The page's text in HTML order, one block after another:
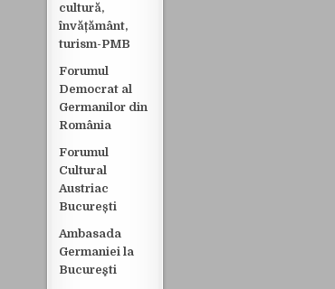
cultură,
învățământ,
turism-PMB
Forumul
Democrat al
Germanilor din
România
Forumul
Cultural
Austriac
București
Ambasada
Germaniei la
Bucureşti